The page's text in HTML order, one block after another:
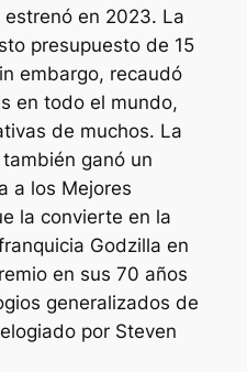
en 2023. La
presupuesto de 15
embargo, recaudó
en todo el mundo,
de muchos. La
ganó un
a los Mejores
la convierte en la
Godzilla en
en sus 70 años
generalizados de
por Steven